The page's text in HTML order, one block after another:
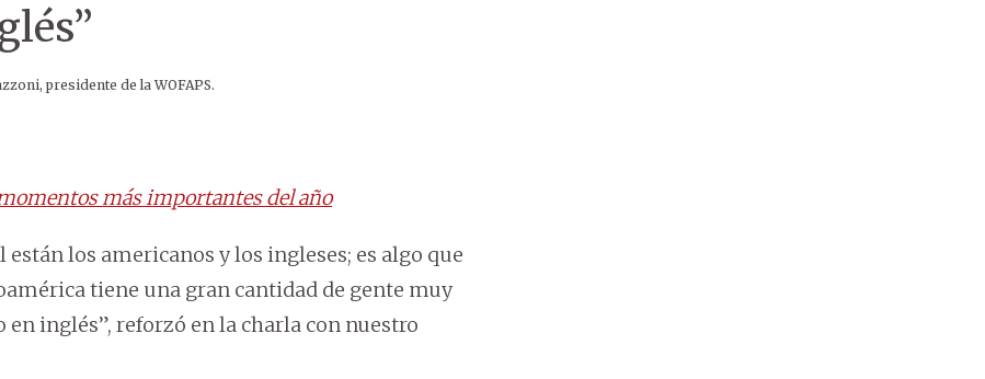
presidente de la WOFAPS.
más importantes del año
los americanos y los ingleses; es algo que
tiene una gran cantidad de gente muy
inglés”, reforzó en la charla con nuestro